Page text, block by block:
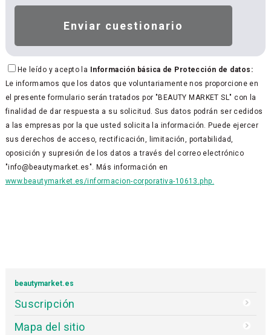
He leído y acepto la Información básica de Protección de datos:
Le informamos que los datos que voluntariamente nos proporcione en
el presente formulario serán tratados por "BEAUTY MARKET SL" con la
finalidad de dar respuesta a su solicitud. Sus datos podrán ser cedidos
a las empresas por la que usted solicita la información. Puede ejercer
sus derechos de acceso, rectificación, limitación, portabilidad,
oposición y supresión de los datos a través del correo electrónico
"info@beautymarket.es". Más información en
www.beautymarket.es/informacion-corporativa-10613.php.
beautymarket.es
Suscripción
Mapa del sitio